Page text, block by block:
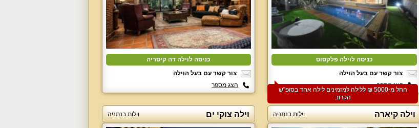
כניסה לוילה פלקסוס
צור קשר עם בעל הוילה
הצג מספר
החל מ-‏5000 ₪ ללילה למזמינים לילה אחד בסופ"ש
הקרוב
כניסה לוילה דה קיסריה
צור קשר עם בעל הוילה
הצג מספר
וילה קיארה וילות בנתניה וילה צוקי ים וילות בנתניה